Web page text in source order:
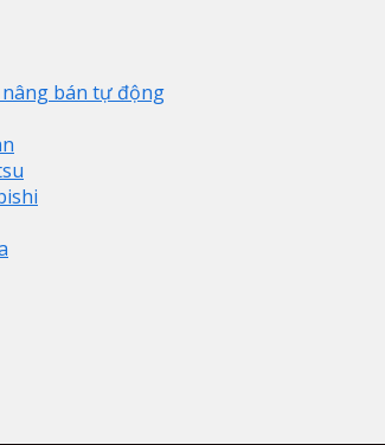
bán tự động